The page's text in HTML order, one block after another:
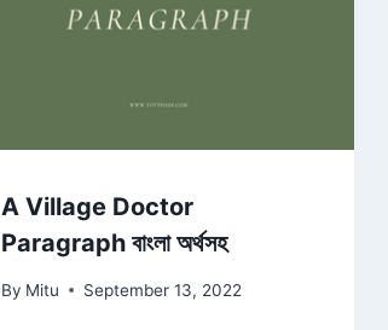
A Village Doctor
Paragraph বাংলা অর্থসহ
By Mitu September 13, 2022